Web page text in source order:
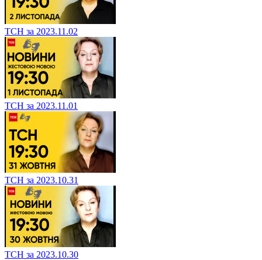
ТСН за 2023.11.02
ТСН за 2023.11.01
ТСН за 2023.10.31
ТСН за 2023.10.30